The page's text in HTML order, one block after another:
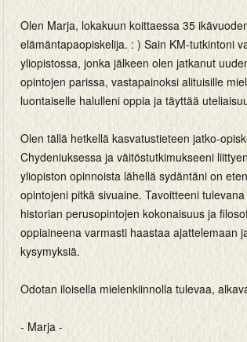
Olen Marja, lokakuun koittaessa 35
elämäntapaopiskelija. : ) Sain KM-tutkintoni
yliopistossa, jonka jälkeen olen jatkanut
opintojen parissa, vastapainoksi alituisille
luontaiselle halulleni oppia ja täyttää
Olen tällä hetkellä kasvatustieteen jatko-
Chydeniuksessa ja väitöstutkimukseeni
yliopiston opinnoista lähellä sydäntäni on
opintojeni pitkä sivuaine. Tavoitteeni
historian perusopintojen kokonaisuus ja
oppiaineena varmasti haastaa ajattelemaan
kysymyksiä.
Odotan iloisella mielenkiinnolla tulevaa,
- Marja -